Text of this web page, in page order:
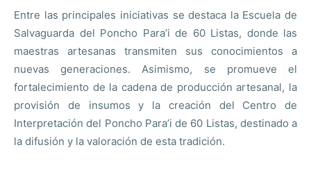
Entre las principales iniciativas se destaca la Escuela de
Salvaguarda del Poncho Para’i de 60 Listas, donde las
maestras artesanas transmiten sus conocimientos a
nuevas generaciones. Asimismo, se promueve el
fortalecimiento de la cadena de producción artesanal, la
provisión de insumos y la creación del Centro de
Interpretación del Poncho Para’i de 60 Listas, destinado a
la difusión y la valoración de esta tradición.